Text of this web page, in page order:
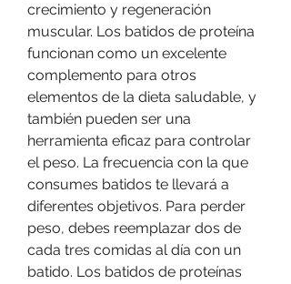
crecimiento y regeneración
muscular. Los batidos de proteína
funcionan como un excelente
complemento para otros
elementos de la dieta saludable, y
también pueden ser una
herramienta eficaz para controlar
el peso. La frecuencia con la que
consumes batidos te llevará a
diferentes objetivos. Para perder
peso, debes reemplazar dos de
cada tres comidas al día con un
batido. Los batidos de proteínas